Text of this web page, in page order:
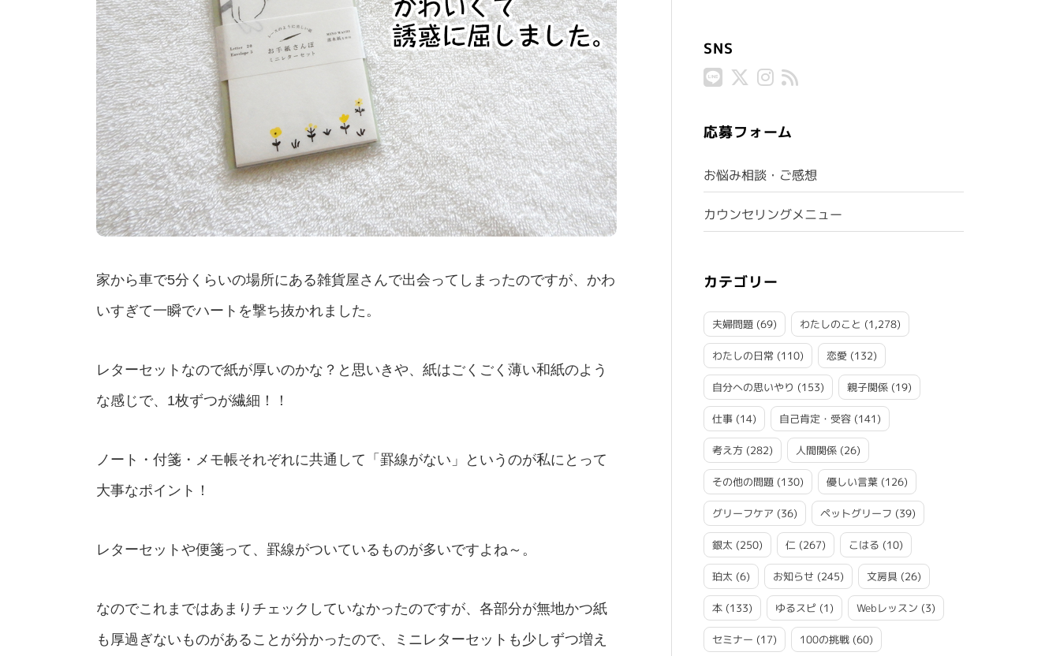
家から車で5分くらいの場所にある雑貨屋さんで出会ってしまったのですが、かわ
いすぎて一瞬でハートを撃ち抜かれました。
レターセットなので紙が厚いのかな？と思いきや、紙はごくごく薄い和紙のよう
な感じで、1枚ずつが繊細！！
ノート・付箋・メモ帳それぞれに共通して「罫線がない」というのが私にとって
大事なポイント！
レターセットや便箋って、罫線がついているものが多いですよね～。
なのでこれまではあまりチェックしていなかったのですが、各部分が無地かつ紙
も厚過ぎないものがあることが分かったので、ミニレターセットも少しずつ増え
SNS
応募フォーム
お悩み相談・ご感想
カウンセリングメニュー
カテゴリー
夫婦問題 (69) わたしのこと (1,278)
わたしの日常 (110) 恋愛 (132)
自分への思いやり (153) 親子関係 (19)
仕事 (14) 自己肯定・受容 (141)
考え方 (282) 人間関係 (26)
その他の問題 (130) 優しい言葉 (126)
グリーフケア (36) ペットグリーフ (39)
銀太 (250) 仁 (267) こはる (10)
珀太 (6) お知らせ (245) 文房具 (26)
本 (133) ゆるスピ (1) Webレッスン (3)
セミナー (17) 100の挑戦 (60)